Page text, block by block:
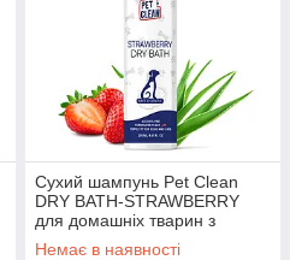
Сухий шампунь Pet Clean
DRY BATH-STRAWBERRY
для домашніх тварин з
ароматом полуниці 250мл
Немає в наявності